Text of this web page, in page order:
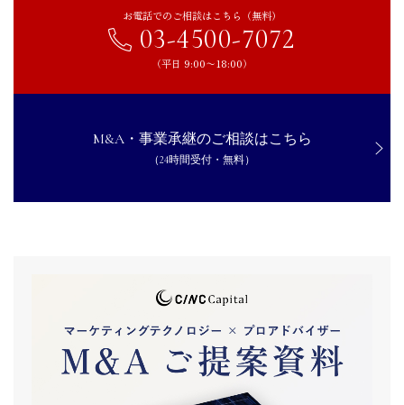
お電話でのご相談はこちら（無料）
03-4500-7072
（平日 9:00〜18:00）
M&A・事業承継のご相談はこちら
（24時間受付・無料）